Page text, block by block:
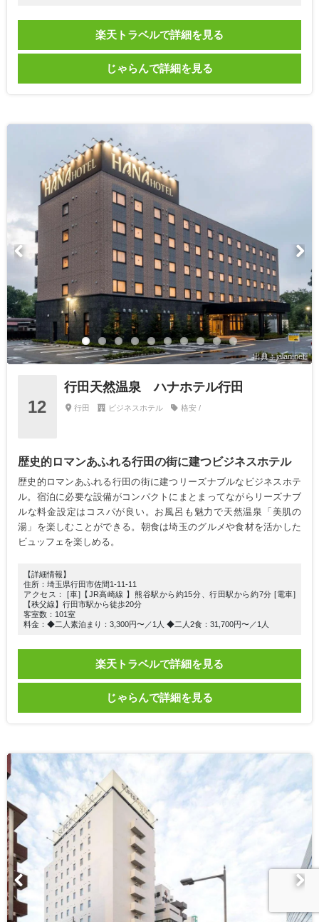
楽天トラベルで詳細を見る
じゃらんで詳細を見る
出典：jalan.net
12
行田天然温泉 ハナホテル行田
行田 ビジネスホテル 格安 /
歴史的ロマンあふれる行田の街に建つビジネスホテル
歴史的ロマンあふれる行田の街に建つリーズナブルなビジネスホテ
ル。宿泊に必要な設備がコンパクトにまとまってながらリーズナブ
ルな料金設定はコスパが良い。お風呂も魅力で天然温泉「美肌の
湯」を楽しむことができる。朝食は埼玉のグルメや食材を活かした
ビュッフェを楽しめる。
【詳細情報】
住所：埼玉県行田市佐間1-11-11
アクセス： [車]【JR高崎線 】熊谷駅から約15分、行田駅から約7分 [電車]
【秩父線】行田市駅から徒歩20分
客室数：101室
料金：◆二人素泊まり：3,300円〜／1人 ◆二人2食：31,700円〜／1人
楽天トラベルで詳細を見る
じゃらんで詳細を見る